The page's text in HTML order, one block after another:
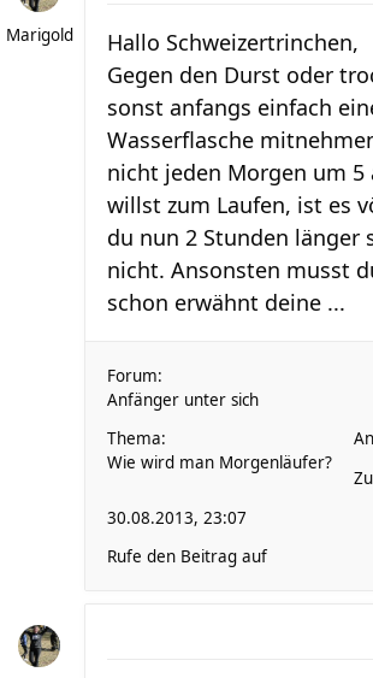
Marigold
Hallo Schweizertrinchen,
Gegen den Durst oder
sonst anfangs einfach
Wasserflasche
nicht jeden Morgen um 5
willst zum Laufen, ist es
du nun 2 Stunden länger
nicht. Ansonsten musst
schon erwähnt deine ...
Forum:
Anfänger unter sich
Thema:
Wie wird man Morgenläufer?
30.08.2013, 23:07
Rufe den Beitrag auf